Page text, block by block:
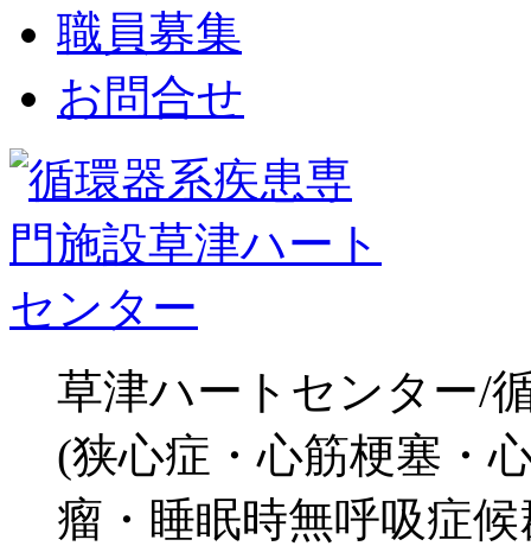
職員募集
お問合せ
草津ハートセンター/
(狭心症・心筋梗塞・
瘤・睡眠時無呼吸症候